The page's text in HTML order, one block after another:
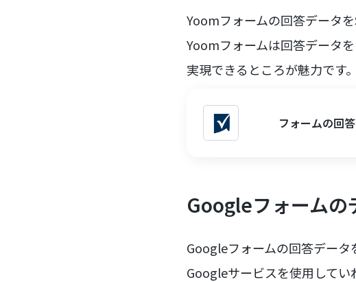
Yoomフォームの回答データ
Yoomフォームは回答データ
実現できるところが魅力です。
フォームの回
Googleフォーム
Googleフォームの回答データ
Googleサービスを使用して